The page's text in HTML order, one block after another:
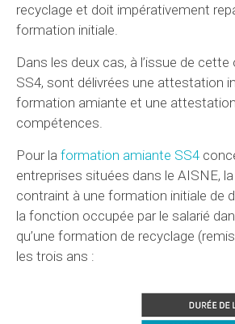
recyclage et doit impérativement
formation initiale.
Dans les deux cas, à l’issue de
SS4, sont délivrées une attestation
formation amiante et une attestation
compétences.
Pour la formation amiante SS4
entreprises situées dans le AISNE,
contraint à une formation initiale de
la fonction occupée par le salarié
qu’une formation de recyclage
les trois ans :